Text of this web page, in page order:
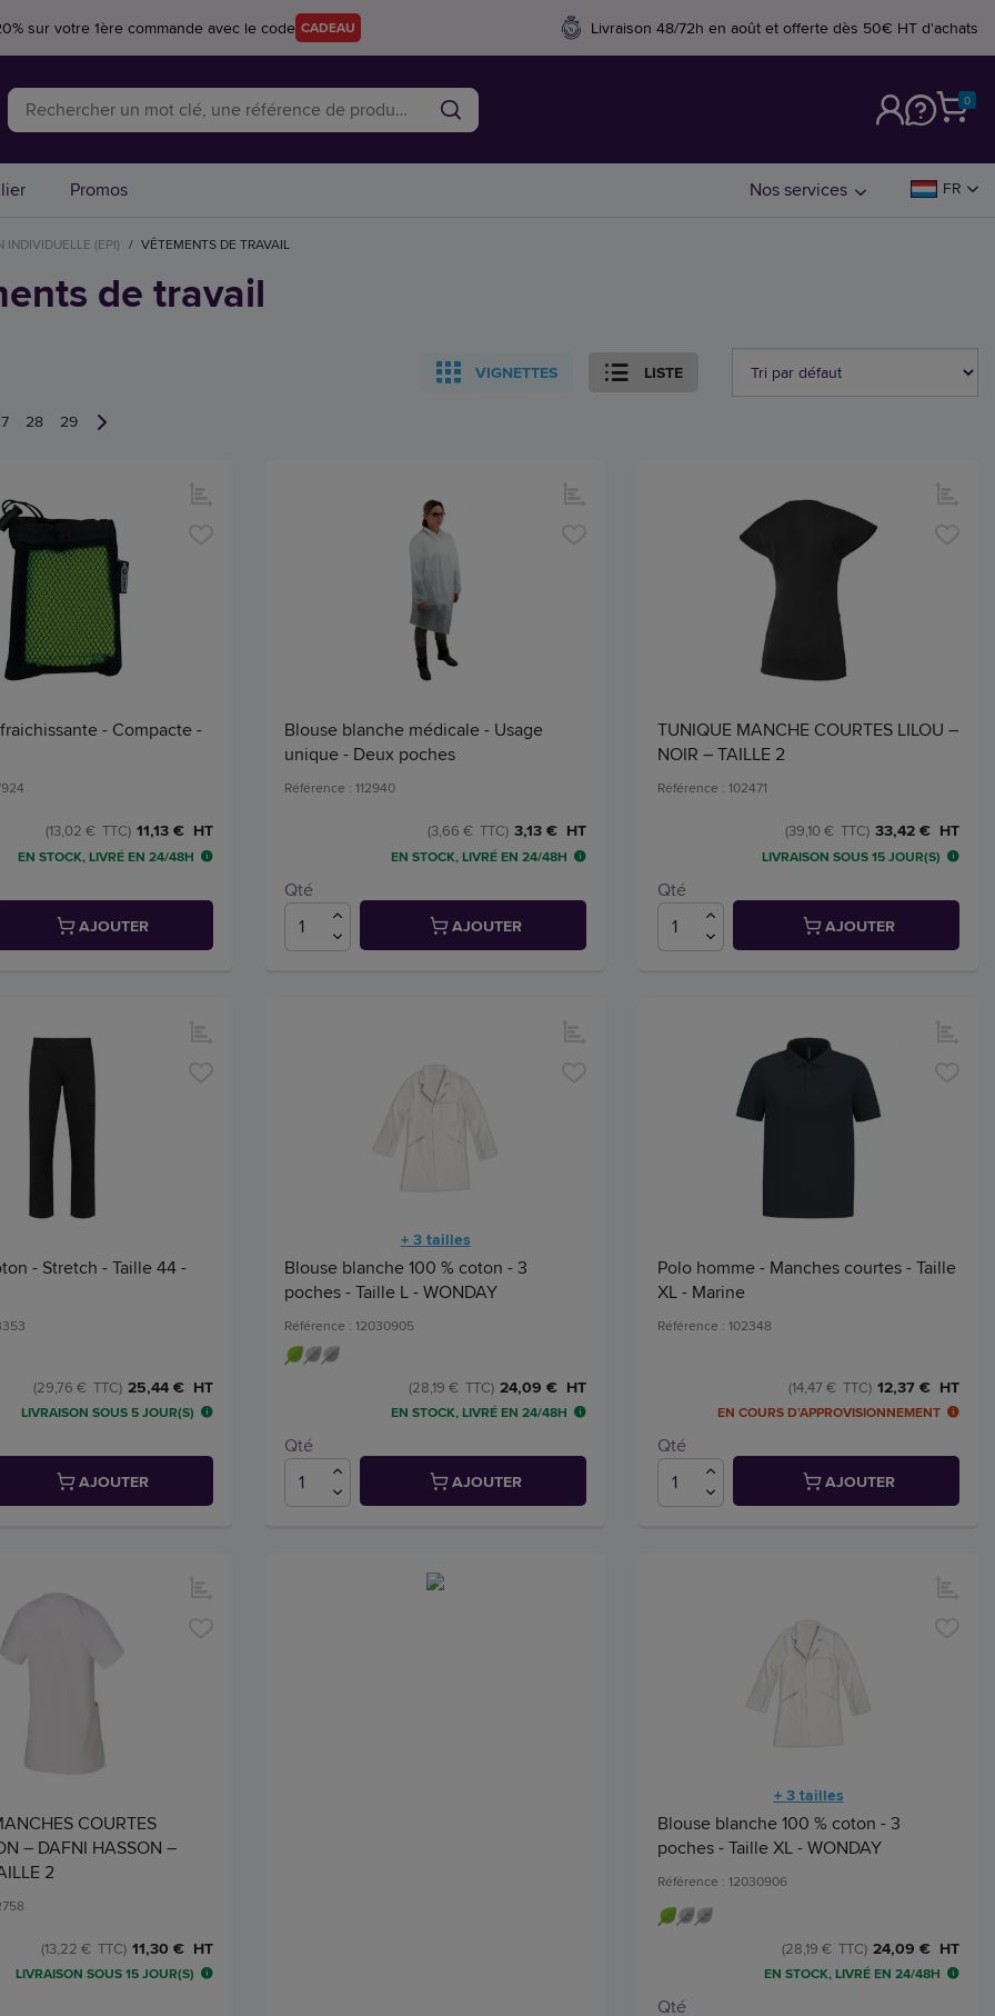
sur votre 1ère commande avec le code CADEAU Livraison 48/72h en août et offerte dès 50€ HT d'achats
0
Promos Nos services FR
INDIVIDUELLE (EPI) / VÊTEMENTS DE TRAVAIL
de travail
VIGNETTES LISTE
28 29
- Compacte -
11,13 € HT
(13,02 € TTC)
EN STOCK, LIVRÉ EN 24/48H
AJOUTER
Blouse blanche médicale - Usage
unique - Deux poches
Référence : 112940
3,13 € HT
(3,66 € TTC)
EN STOCK, LIVRÉ EN 24/48H
Qté
AJOUTER
TUNIQUE MANCHE COURTES LILOU –
NOIR – TAILLE 2
Référence : 102471
33,42 € HT
(39,10 € TTC)
LIVRAISON SOUS 15 JOUR(S)
Qté
AJOUTER
- Stretch - Taille 44 -
25,44 € HT
(29,76 € TTC)
LIVRAISON SOUS 5 JOUR(S)
AJOUTER
+ 3 tailles
Blouse blanche 100 % coton - 3
poches - Taille L - WONDAY
Référence : 12030905
24,09 € HT
(28,19 € TTC)
EN STOCK, LIVRÉ EN 24/48H
Qté
AJOUTER
Polo homme - Manches courtes - Taille
XL - Marine
Référence : 102348
12,37 € HT
(14,47 € TTC)
EN COURS D'APPROVISIONNEMENT
Qté
AJOUTER
COURTES
– DAFNI HASSON –
2
11,30 € HT
(13,22 € TTC)
LIVRAISON SOUS 15 JOUR(S)
+ 3 tailles
Blouse blanche 100 % coton - 3
poches - Taille XL - WONDAY
Référence : 12030906
24,09 € HT
(28,19 € TTC)
EN STOCK, LIVRÉ EN 24/48H
Qté